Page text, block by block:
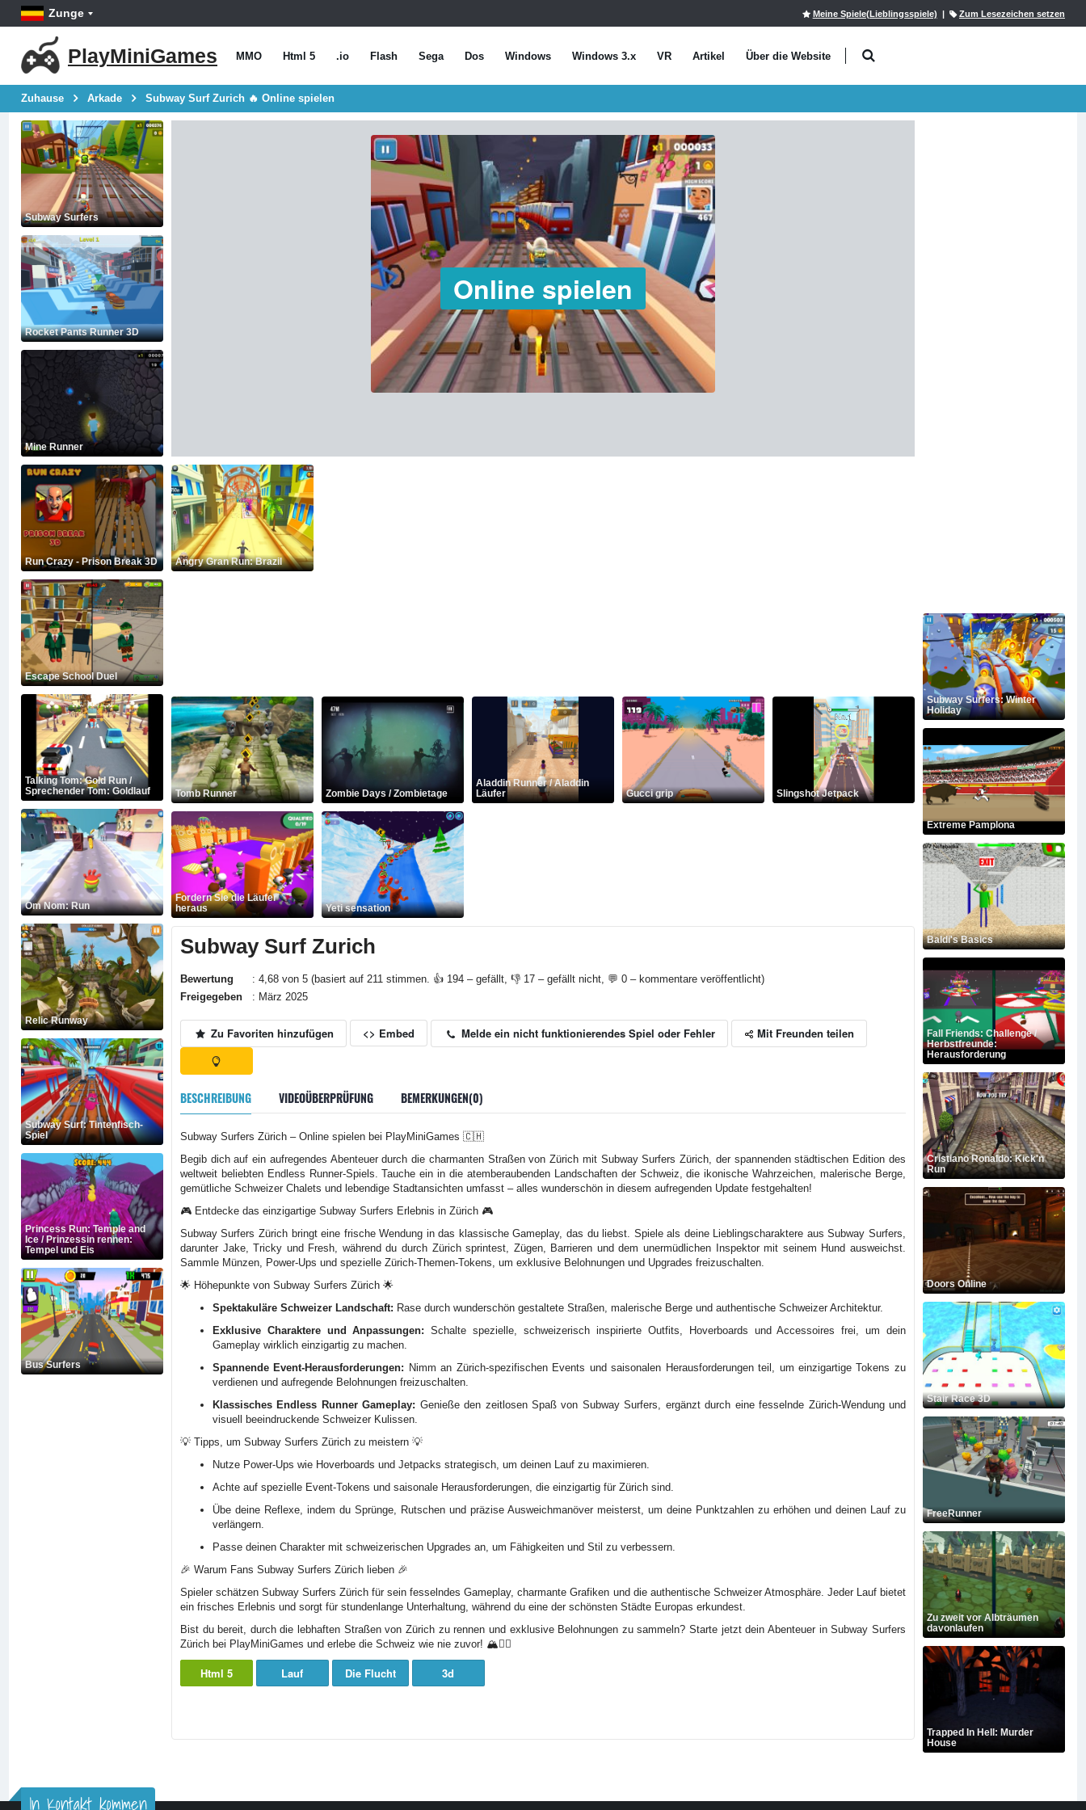
Zunge Meine Spiele(Lieblingsspiele) | Zum Lesezeichen setzen
PlayMiniGames MMO Html 5 .io Flash Sega Dos Windows Windows 3.x VR Artikel Über die Website
Zuhause Arkade Subway Surf Zurich 🔥 Online spielen
Subway Surfers
Rocket Pants Runner 3D
Mine Runner
Run Crazy - Prison Break 3D
Escape School Duel
Talking Tom: Gold Run /
Sprechender Tom: Goldlauf
Om Nom: Run
Relic Runway
Subway Surf: Tintenfisch-
Spiel
Princess Run: Temple and
Ice / Prinzessin rennen:
Tempel und Eis
Bus Surfers
Online spielen
Angry Gran Run: Brazil
Tomb Runner Zombie Days / Zombietage
Aladdin Runner / Aladdin
Läufer
Gucci grip Slingshot Jetpack
Fordern Sie die Läufer
heraus
Yeti sensation
Subway Surf Zurich
Bewertung
: 4,68 von 5 (basiert auf 211 stimmen. 👍 194 – gefällt, 👎 17 – gefällt nicht, 💬 0 – kommentare veröffentlicht)
Freigegeben
: März 2025
Zu Favoriten hinzufügen <> Embed Melde ein nicht funktionierendes Spiel oder Fehler Mit Freunden teilen
BESCHREIBUNG VIDEOÜBERPRÜFUNG BEMERKUNGEN(0)
Subway Surfers Zürich – Online spielen bei PlayMiniGames 🇨🇭
Begib dich auf ein aufregendes Abenteuer durch die charmanten Straßen von Zürich mit Subway Surfers Zürich, der spannenden städtischen Edition des
weltweit beliebten Endless Runner-Spiels. Tauche ein in die atemberaubenden Landschaften der Schweiz, die ikonische Wahrzeichen, malerische Berge,
gemütliche Schweizer Chalets und lebendige Stadtansichten umfasst – alles wunderschön in diesem aufregenden Update festgehalten!
🎮 Entdecke das einzigartige Subway Surfers Erlebnis in Zürich 🎮
Subway Surfers Zürich bringt eine frische Wendung in das klassische Gameplay, das du liebst. Spiele als deine Lieblingscharaktere aus Subway Surfers,
darunter Jake, Tricky und Fresh, während du durch Zürich sprintest, Zügen, Barrieren und dem unermüdlichen Inspektor mit seinem Hund ausweichst.
Sammle Münzen, Power-Ups und spezielle Zürich-Themen-Tokens, um exklusive Belohnungen und Upgrades freizuschalten.
🌟 Höhepunkte von Subway Surfers Zürich 🌟
Spektakuläre Schweizer Landschaft: Rase durch wunderschön gestaltete Straßen, malerische Berge und authentische Schweizer Architektur.
Exklusive Charaktere und Anpassungen: Schalte spezielle, schweizerisch inspirierte Outfits, Hoverboards und Accessoires frei, um dein
Gameplay wirklich einzigartig zu machen.
Spannende Event-Herausforderungen: Nimm an Zürich-spezifischen Events und saisonalen Herausforderungen teil, um einzigartige Tokens zu
verdienen und aufregende Belohnungen freizuschalten.
Klassisches Endless Runner Gameplay: Genieße den zeitlosen Spaß von Subway Surfers, ergänzt durch eine fesselnde Zürich-Wendung und
visuell beeindruckende Schweizer Kulissen.
💡 Tipps, um Subway Surfers Zürich zu meistern 💡
Nutze Power-Ups wie Hoverboards und Jetpacks strategisch, um deinen Lauf zu maximieren.
Achte auf spezielle Event-Tokens und saisonale Herausforderungen, die einzigartig für Zürich sind.
Übe deine Reflexe, indem du Sprünge, Rutschen und präzise Ausweichmanöver meisterst, um deine Punktzahlen zu erhöhen und deinen Lauf zu
verlängern.
Passe deinen Charakter mit schweizerischen Upgrades an, um Fähigkeiten und Stil zu verbessern.
🎉 Warum Fans Subway Surfers Zürich lieben 🎉
Spieler schätzen Subway Surfers Zürich für sein fesselndes Gameplay, charmante Grafiken und die authentische Schweizer Atmosphäre. Jeder Lauf bietet
ein frisches Erlebnis und sorgt für stundenlange Unterhaltung, während du eine der schönsten Städte Europas erkundest.
Bist du bereit, durch die lebhaften Straßen von Zürich zu rennen und exklusive Belohnungen zu sammeln? Starte jetzt dein Abenteuer in Subway Surfers
Zürich bei PlayMiniGames und erlebe die Schweiz wie nie zuvor! 🏔️🏃‍♀️
Html 5 Lauf Die Flucht 3d
Subway Surfers: Winter
Holiday
Extreme Pamplona
Baldi's Basics
Fall Friends: Challenge /
Herbstfreunde:
Herausforderung
Cristiano Ronaldo: Kick'n
Run
Doors Online
Stair Race 3D
FreeRunner
Zu zweit vor Albträumen
davonlaufen
Trapped In Hell: Murder
House
In Kontakt kommen